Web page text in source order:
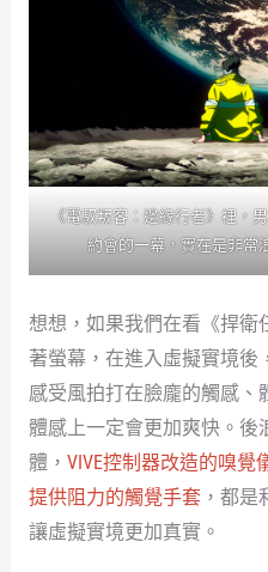
《電馭叛客：邊緣行者》裡，
約會的一幕，實在是非常
想想，如果我們在看《捍衛
著螢幕，在進入虛擬實境後
感受風拍打在臉龐的觸感、
體感上一定會更加爽快。後
體， VIVE控制器改造的嗅覺
提供阻力的觸覺手套，都是
讓虛擬實境更加真實。